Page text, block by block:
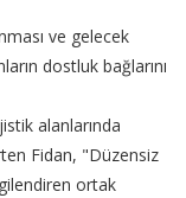
ve gelecek
dostluk bağlarını
alanlarında
Fidan, "Düzensiz
ortak